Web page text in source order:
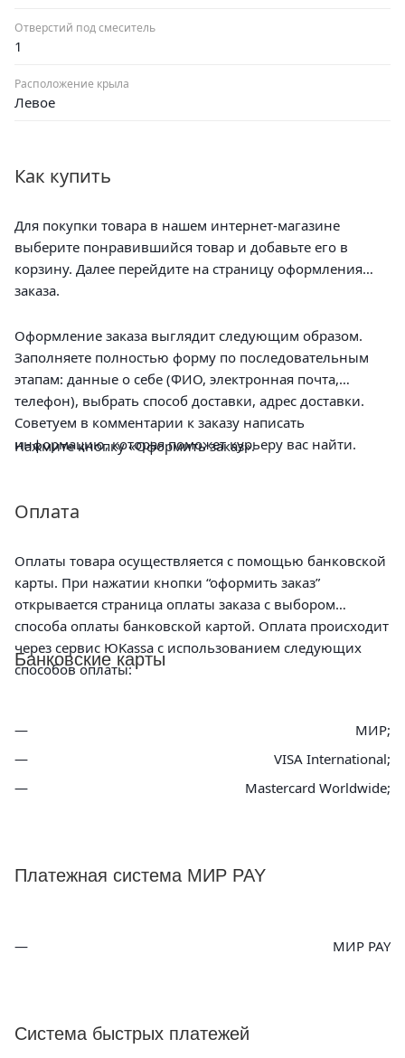
Отверстий под смеситель
1
Расположение крыла
Левое
Как купить
Для покупки товара в нашем интернет-магазине
выберите понравившийся товар и добавьте его в
корзину. Далее перейдите на страницу оформления
заказа.
Оформление заказа выглядит следующим образом.
Заполняете полностью форму по последовательным
этапам: данные о себе (ФИО, электронная почта,
телефон), выбрать способ доставки, адрес доставки.
Советуем в комментарии к заказу написать
информацию, которая поможет курьеру вас найти.
Нажмите кнопку «Оформить заказ».
Оплата
Оплаты товара осуществляется с помощью банковской
карты. При нажатии кнопки “оформить заказ”
открывается страница оплаты заказа с выбором
способа оплаты банковской картой. Оплата происходит
через сервис ЮKassa с использованием следующих
способов оплаты:
Банковские карты
МИР;
VISA International;
Mastercard Worldwide;
Платежная система МИР PAY
МИР PAY
Система быстрых платежей